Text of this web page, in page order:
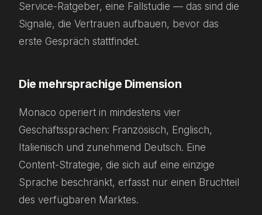
Service-Ratgeber, eine Fallstudie — das sind die
Signale, die Vertrauen aufbauen, bevor das
erste Gespräch stattfindet.
Die mehrsprachige Dimension
Monaco operiert in mindestens vier
Geschäftssprachen: Französisch, Englisch,
Italienisch und zunehmend Deutsch. Eine
Content-Strategie, die sich auf eine einzige
Sprache beschränkt, erfasst nur einen Bruchteil
des verfügbaren Marktes.